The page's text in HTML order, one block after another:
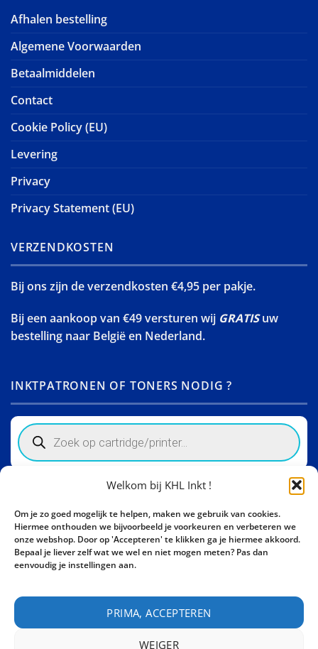
Welkom bij KHL Inkt !
Om je zo goed mogelijk te helpen, maken we gebruik van cookies.
Hiermee onthouden we bijvoorbeeld je voorkeuren en verbeteren we
onze webshop. Door op 'Accepteren' te klikken ga je hiermee akkoord.
Bepaal je liever zelf wat we wel en niet mogen meten? Pas dan
eenvoudig je instellingen aan.
PRIMA, ACCEPTEREN
WEIGER
Afhalen bestelling
Algemene Voorwaarden
Betaalmiddelen
Contact
Cookie Policy (EU)
Levering
Privacy
Privacy Statement (EU)
VERZENDKOSTEN
Bij ons zijn de verzendkosten €4,95 per pakje.
Bij een aankoop van €49 versturen wij GRATISuw
bestelling naar België en Nederland.
INKTPATRONEN OF TONERS NODIG ?
Products
search
Activity Invest BV - KHL, Kempische Steenweg 274
3500 Hasselt - België BE0862447190
Bel ons nu:+32 11 261499